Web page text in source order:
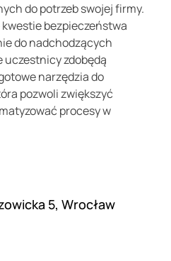
do potrzeb swojej firmy.
bezpieczeństwa
do nadchodzących
uczestnicy zdobędą
narzędzia do
pozwoli zwiększyć
procesy w
5, Wrocław